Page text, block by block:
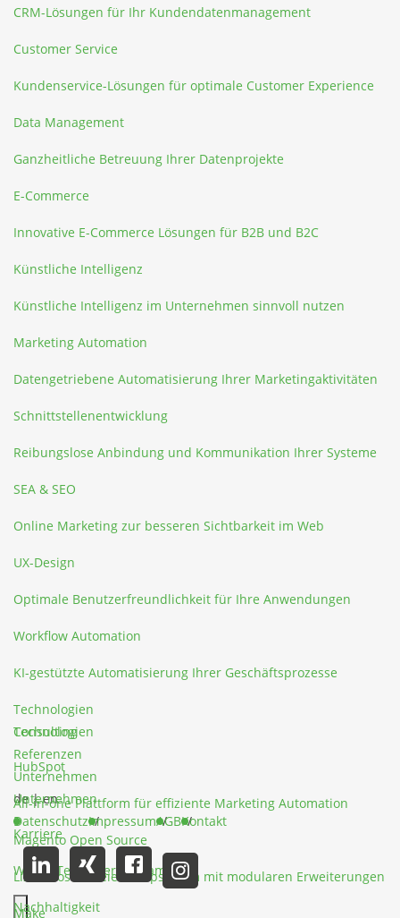
CRM-Lösungen für Ihr Kundendatenmanagement
Customer Service
Kundenservice-Lösungen für optimale Customer Experience
Data Management
Ganzheitliche Betreuung Ihrer Datenprojekte
E-Commerce
Innovative E-Commerce Lösungen für B2B und B2C
Künstliche Intelligenz
Künstliche Intelligenz im Unternehmen sinnvoll nutzen
Marketing Automation
Datengetriebene Automatisierung Ihrer Marketingaktivitäten
Schnittstellenentwicklung
Reibungslose Anbindung und Kommunikation Ihrer Systeme
SEA & SEO
Online Marketing zur besseren Sichtbarkeit im Web
UX-Design
Optimale Benutzerfreundlichkeit für Ihre Anwendungen
Workflow Automation
KI-gestützte Automatisierung Ihrer Geschäftsprozesse
Technologien
Technologien
HubSpot
All-in-one Plattform für effiziente Marketing Automation
Magento Open Source
Lizenzkostenfreies Shopsystem mit modularen Erweiterungen
Make
Consulting
Referenzen
Unternehmen
Unternehmen
Karriere
Werde Teil unseres Teams
Nachhaltigkeit
de|en
DatenschutzImpressumAGBKontakt